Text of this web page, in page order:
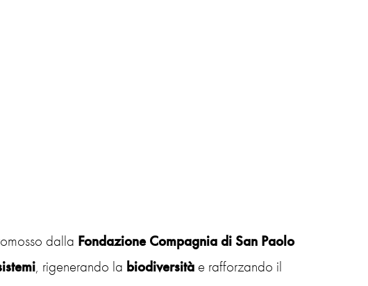
dalla Fondazione Compagnia di San Paolo
, rigenerando la biodiversitàe rafforzando il